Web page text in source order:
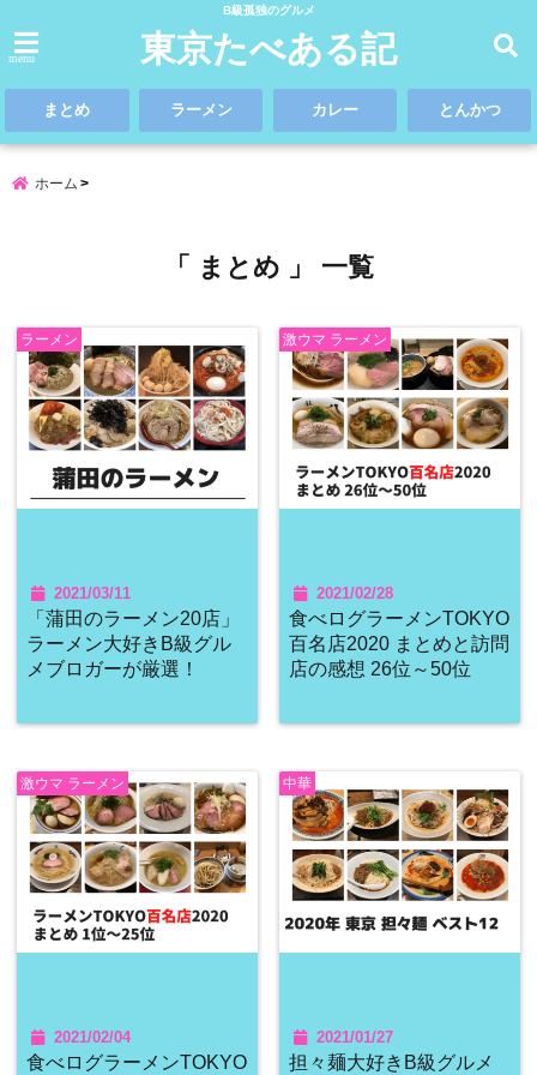
B級孤独のグルメ
menu 東京たべある記
まとめ ラーメン カレー とんかつ
ホーム
「 まとめ 」 一覧
ラーメン
2021/03/11
「蒲田のラーメン20店」
ラーメン大好きB級グル
メブロガーが厳選！
激ウマ ラーメン
2021/02/28
食べログラーメンTOKYO
百名店2020 まとめと訪問
店の感想 26位～50位
激ウマ ラーメン
2021/02/04
食べログラーメンTOKYO
中華
2021/01/27
担々麺大好きB級グルメ